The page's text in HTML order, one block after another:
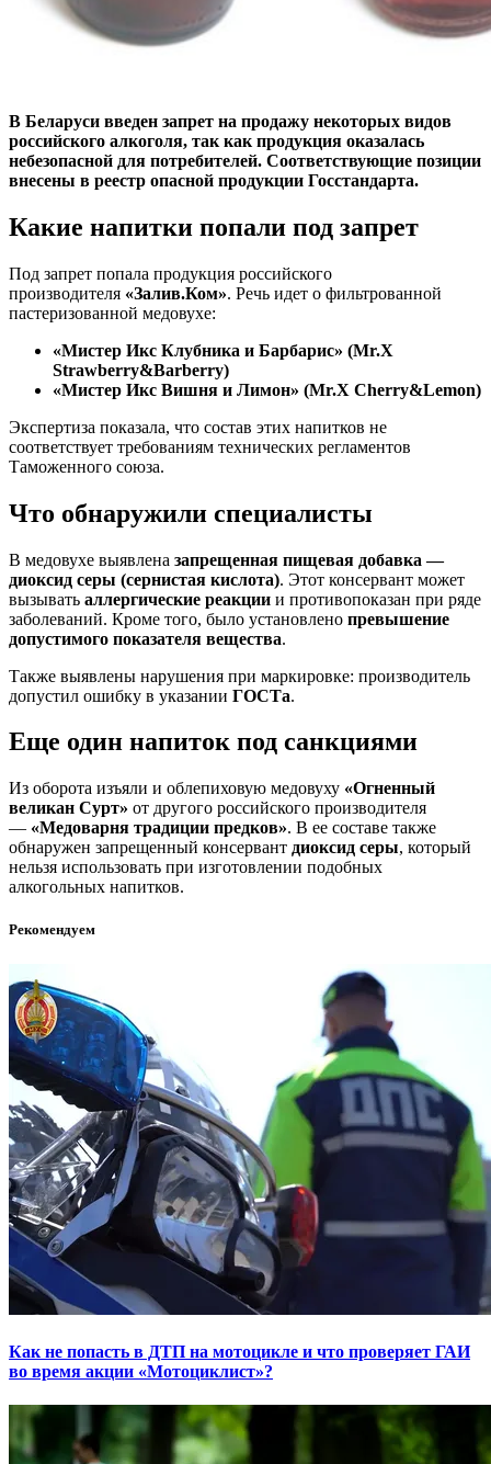
В Беларуси введен запрет на продажу некоторых видов
российского алкоголя, так как продукция оказалась
небезопасной для потребителей. Соответствующие позиции
внесены в реестр опасной продукции Госстандарта.
Какие напитки попали под запрет
Под запрет попала продукция российского
производителя «Залив.Ком». Речь идет о фильтрованной
пастеризованной медовухе:
«Мистер Икс Клубника и Барбарис» (Mr.X
Strawberry&Barberry)
«Мистер Икс Вишня и Лимон» (Mr.X Cherry&Lemon)
Экспертиза показала, что состав этих напитков не
соответствует требованиям технических регламентов
Таможенного союза.
Что обнаружили специалисты
В медовухе выявлена запрещенная пищевая добавка —
диоксид серы (сернистая кислота). Этот консервант может
вызывать аллергические реакции и противопоказан при ряде
заболеваний. Кроме того, было установлено превышение
допустимого показателя вещества.
Также выявлены нарушения при маркировке: производитель
допустил ошибку в указании ГОСТа.
Еще один напиток под санкциями
Из оборота изъяли и облепиховую медовуху «Огненный
великан Сурт» от другого российского производителя
— «Медоварня традиции предков». В ее составе также
обнаружен запрещенный консервант диоксид серы, который
нельзя использовать при изготовлении подобных
алкогольных напитков.
Рекомендуем
Как не попасть в ДТП на мотоцикле и что проверяет ГАИ
во время акции «Мотоциклист»?